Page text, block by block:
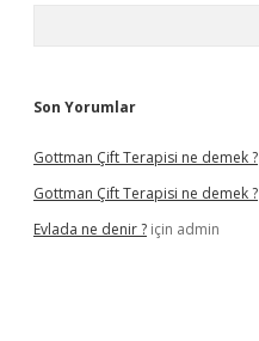
Son Yorumlar
Gottman Çift Terapisi ne demek ?
Gottman Çift Terapisi ne demek ?
Evlada ne denir ? için admin